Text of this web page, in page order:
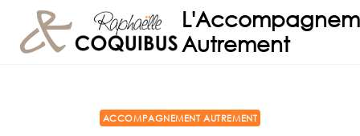
contenu
Autrement
ACCOMPAGNEMENT AUTREMENT